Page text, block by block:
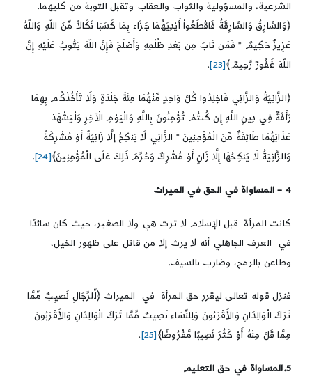
الشرعية، والمسؤولية والثواب والعقاب وتقبل التوبة من كليهما.
﴿وَالسَّارِقُ وَالسَّارِقَةُ فَاقْطَعُواْ أَيْدِيَهُمَا جَزَاء بِمَا كَسَبَا نَكَالاً مِّنَ اللّهِ وَاللّهُ
عَزِيزٌ حَكِيمٌ * فَمَن تَابَ مِن بَعْدِ ظُلْمِهِ وَأَصْلَحَ فَإِنَّ اللّهَ يَتُوبُ عَلَيْهِ إِنَّ
اللّهَ غَفُورٌ رَّحِيمٌ﴾[23]
.
﴿الزَّانِيَةُ وَالزَّانِي فَاجْلِدُوا كُلَّ وَاحِدٍ مِّنْهُمَا مِئَةَ جَلْدَةٍ وَلَا تَأْخُذْكُم بِهِمَا
رَأْفَةٌ فِي دِينِ اللَّهِ إِن كُنتُمْ تُؤْمِنُونَ بِاللَّهِ وَالْيَوْمِ الْآخِرِ وَلْيَشْهَدْ
عَذَابَهُمَا طَائِفَةٌ مِّنَ الْمُؤْمِنِينَ * الزَّانِي لَا يَنكِحُ إلَّا زَانِيَةً أَوْ مُشْرِكَةً
وَالزَّانِيَةُ لَا يَنكِحُهَا إِلَّا زَانٍ أَوْ مُشْرِكٌ وَحُرِّمَ ذَلِكَ عَلَى الْمُؤْمِنِينَ﴾[24]
.
4 – المساواة في الحق في الميراث
كانت المرأة قبل الإسلام لا ترث هي ولا الصغير، حيث كان سائدًا
في العرف الجاهلي أنه لا يرث إلا من قاتل على ظهور الخيل،
وطاعن بالرمح، وضارب بالسيف.
فنزل قوله تعالى ليقرر حق المرأة في الميراث ﴿لِّلرِّجَالِ نَصيِبٌ مِّمَّا
تَرَكَ الْوَالِدَانِ وَالأَقْرَبُونَ وَلِلنِّسَاء نَصِيبٌ مِّمَّا تَرَكَ الْوَالِدَانِ وَالأَقْرَبُونَ
مِمَّا قَلَّ مِنْهُ أَوْ كَثُرَ نَصِيبًا مَّفْرُوضًا﴾[25]
.
5.المساواة في حق التعليم